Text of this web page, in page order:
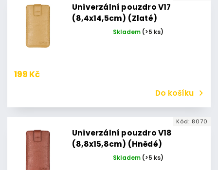
Univerzální pouzdro V17
(8,4x14,5cm) (Zlaté)
Skladem (>5 ks)
199 Kč
Do košíku
Univerzální pouzdro V18
(8,8x15,8cm) (Hnědé)
Skladem (>5 ks)
Kód: 8070